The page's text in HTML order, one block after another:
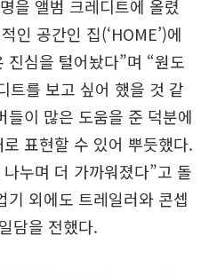
을 앨범 크레디트에 올렸
인 공간인 집(‘HOME’)에
진심을 털어놨다”며 “원도
트를 보고 싶어 했을 것 같
들이 많은 도움을 준 덕분에
표현할 수 있어 뿌듯했다.
누며 더 가까워졌다”고 돌
기 외에도 트레일러와 콘셉
담을 전했다.